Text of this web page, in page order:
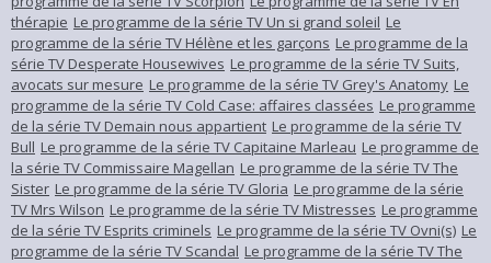
thérapie Le programme de la série TV Un si grand soleil Le
programme de la série TV Hélène et les garçons Le programme de la
série TV Desperate Housewives Le programme de la série TV Suits,
avocats sur mesure Le programme de la série TV Grey's Anatomy Le
programme de la série TV Cold Case: affaires classées Le programme
de la série TV Demain nous appartient Le programme de la série TV
Bull Le programme de la série TV Capitaine Marleau Le programme de
la série TV Commissaire Magellan Le programme de la série TV The
Sister Le programme de la série TV Gloria Le programme de la série
TV Mrs Wilson Le programme de la série TV Mistresses Le programme
de la série TV Esprits criminels Le programme de la série TV Ovni(s) Le
programme de la série TV Scandal Le programme de la série TV The